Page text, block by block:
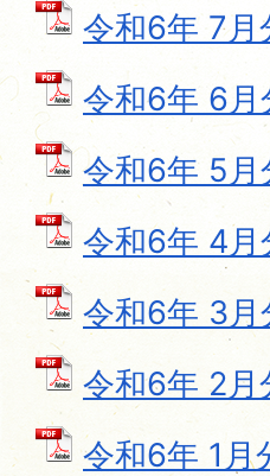
令和6年 7月
令和6年 6月
令和6年 5
令和6年 4月
令和6年 3
令和6年 2月
令和6年 1月